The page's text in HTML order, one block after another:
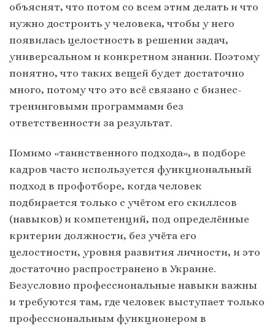
объяснят, что потом со всем этим делать и что
нужно достроить у человека, чтобы у него
появилась целостность в решении задач,
универсальном и конкретном знании. Поэтому
понятно, что таких вещей будет достаточно
много, потому что это всё связано с бизнес-
тренинговыми программами без
ответственности за результат.
Помимо «таинственного подхода», в подборе
кадров часто используется функциональный
подход в профотборе, когда человек
подбирается только с учётом его скиллсов
(навыков) и компетенций, под определённые
критерии должности, без учёта его
целостности, уровня развития личности, и это
достаточно распространено в Украине.
Безусловно профессиональные навыки важны
и требуются там, где человек выступает только
профессиональным функционером в